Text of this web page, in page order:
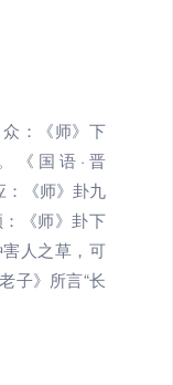
：《师》下
《国语·晋
：《师》卦九
《师》卦下
人之草，可
子》所言“长